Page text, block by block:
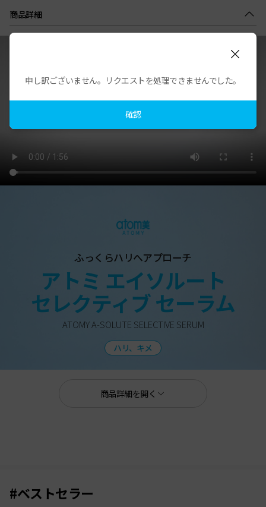
商品詳細
ふっくらハリへアプローチ
アトミ エイソルート
セレクティブ セーラム
ATOMY A-SOLUTE SELECTIVE SERUM
ハリ、キメ
商品詳細を開く
#ベストセラー
申し訳ございません。リクエストを処理できませんでした。
確認